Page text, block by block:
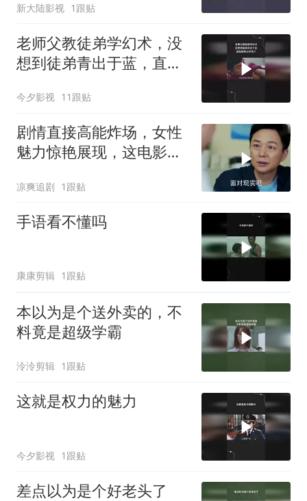
新大陆影视 1跟贴
老师父教徒弟学幻术，没
想到徒弟青出于蓝，直接
今夕影视 11跟贴
剧情直接高能炸场，女性
魅力惊艳展现，这电影堪
凉爽追剧 1跟贴
手语看不懂吗
康康剪辑 1跟贴
本以为是个送外卖的，不
料竟是超级学霸
泠泠剪辑 1跟贴
这就是权力的魅力
今夕影视 1跟贴
差点以为是个好老头了